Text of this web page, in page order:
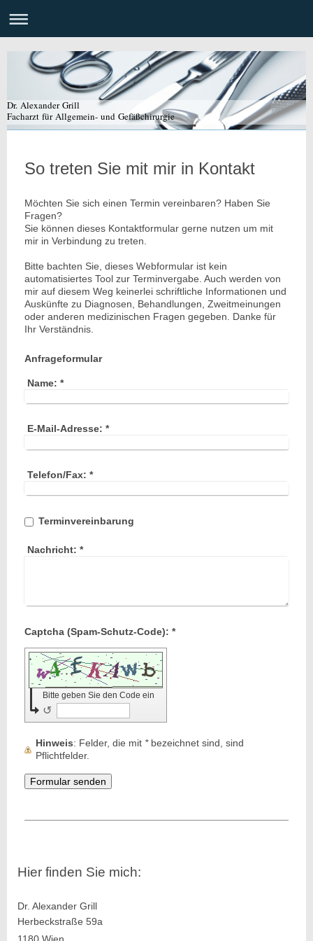
Dr. Alexander Grill
Facharzt für Allgemein- und Gefäßchirurgie
So treten Sie mit mir in Kontakt
Möchten Sie sich einen Termin vereinbaren? Haben Sie
Fragen?
Sie können dieses Kontaktformular gerne nutzen um mit
mir in Verbindung zu treten.
Bitte bachten Sie, dieses Webformular ist kein
automatisiertes Tool zur Terminvergabe. Auch werden von
mir auf diesem Weg keinerlei schriftliche Informationen und
Auskünfte zu Diagnosen, Behandlungen, Zweitmeinungen
oder anderen medizinischen Fragen gegeben. Danke für
Ihr Verständnis.
Anfrageformular
Name: *
E-Mail-Adresse: *
Telefon/Fax: *
Terminvereinbarung
Nachricht: *
Captcha (Spam-Schutz-Code): *
Bitte geben Sie den Code ein
↺
Hinweis : Felder, die mit *bezeichnet sind, sind
Pflichtfelder.
Hier finden Sie mich:
Dr. Alexander Grill
Herbeckstraße 59a